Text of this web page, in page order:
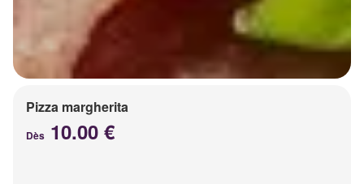
Pizza margherita
Dès 10.00 €